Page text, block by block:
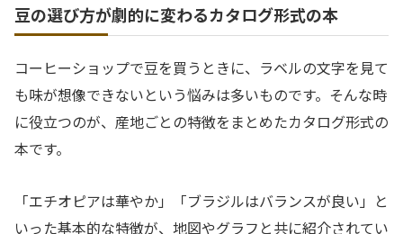
豆の選び方が劇的に変わるカタログ形式の本
コーヒーショップで豆を買うときに、ラベルの文字を見て
も味が想像できないという悩みは多いものです。そんな時
に役立つのが、産地ごとの特徴をまとめたカタログ形式の
本です。
「エチオピアは華やか」「ブラジルはバランスが良い」と
いった基本的な特徴が、地図やグラフと共に紹介されてい